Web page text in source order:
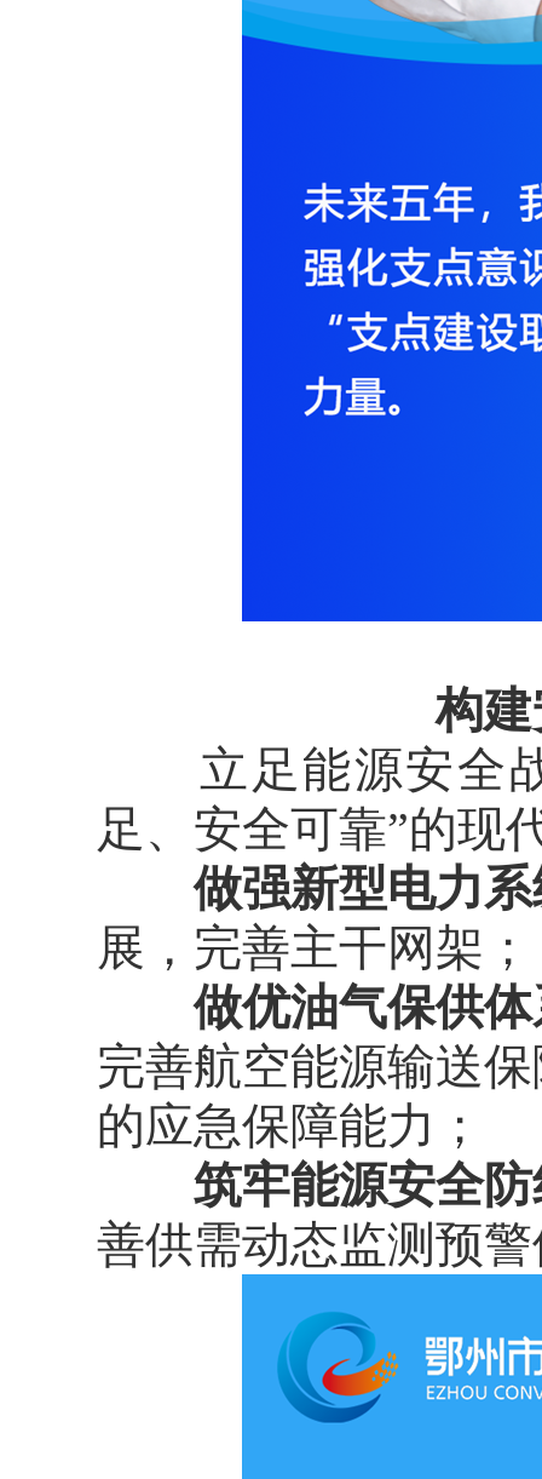
构
立足能源安全战
足、安全可靠”的现
做强新型电力
展，完善主干网架；
做优油气保供
完善航空能源输送
的应急保障能力；
筑牢能源安全
善供需动态监测预